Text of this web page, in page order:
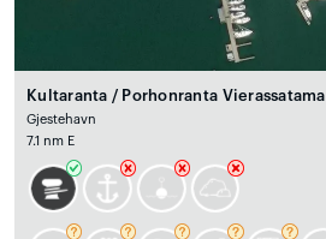
Kultaranta / Porhonranta Vierassatama
Gjestehavn
7.1 nm E